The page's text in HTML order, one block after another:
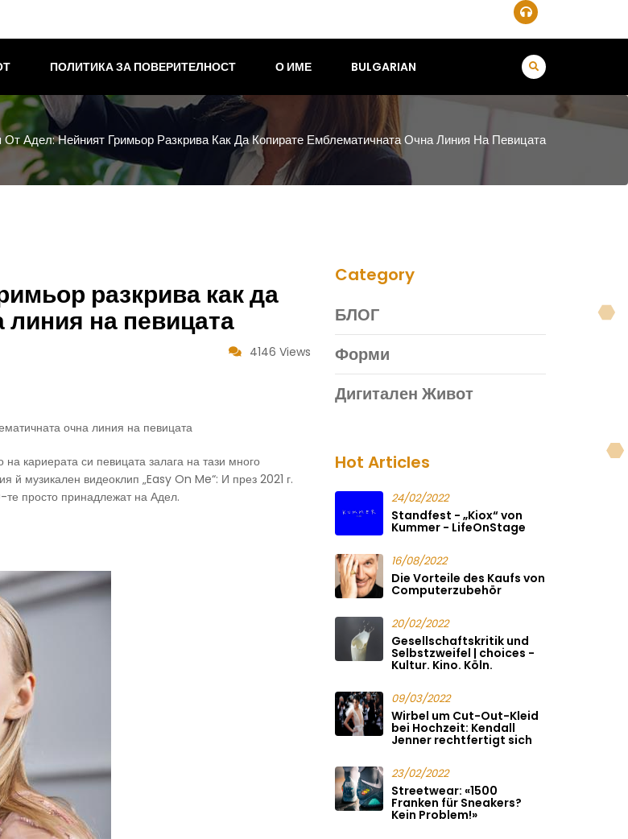
ПОЛИТИКА ЗА ПОВЕРИТЕЛНОСТ О ИМЕ BULGARIAN
Адел: Нейният Гримьор Разкрива Как Да Копирате Емблематичната Очна Линия На Певицата
разкрива как да
линия на певицата
4146 Views
очна линия на певицата
кариерата си певицата залага на тази много
музикален видеоклип „Easy On Me“: И през 2021 г.
просто принадлежат на Адел.
Category
БЛОГ
Форми
Дигитален Живот
Hot Articles
24/02/2022
Standfest - „Kiox“ von
Kummer - LifeOnStage
16/08/2022
Die Vorteile des Kaufs von
Computerzubehör
20/02/2022
Gesellschaftskritik und
Selbstzweifel | choices -
Kultur. Kino. Köln.
09/03/2022
Wirbel um Cut-Out-Kleid
bei Hochzeit: Kendall
Jenner rechtfertigt sich
23/02/2022
Streetwear: «1500
Franken für Sneakers?
Kein Problem!»